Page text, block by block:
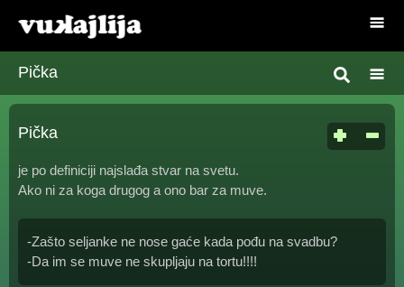
Pička
Pička
je po definiciji najslađa stvar na svetu.
Ako ni za koga drugog a ono bar za muve.
-Zašto seljanke ne nose gaće kada pođu na svadbu?
-Da im se muve ne skupljaju na tortu!!!!